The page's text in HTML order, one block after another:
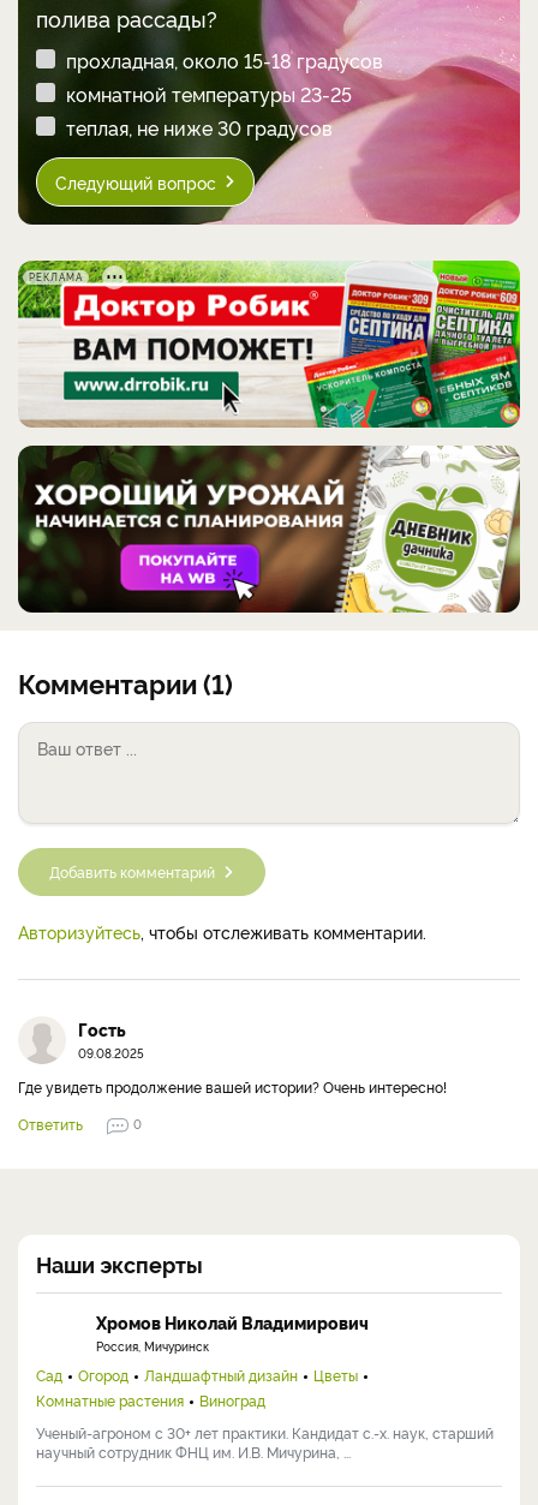
полива рассады?
прохладная, около 15-18 градусов
комнатной температуры 23-25
теплая, не ниже 30 градусов
Следующий вопрос
РЕКЛАМА
Комментарии (1)
Добавить комментарий
Авторизуйтесь, чтобы отслеживать комментарии.
Гость
09.08.2025
Где увидеть продолжение вашей истории? Очень интересно!
Ответить
0
Наши эксперты
Хромов Николай Владимирович
Россия, Мичуринск
Сад Огород Ландшафтный дизайн
Цветы
Комнатные растения
Виноград
Ученый-агроном с 30+ лет практики. Кандидат с.-х. наук, старший
научный сотрудник ФНЦ им. И.В. Мичурина, ...